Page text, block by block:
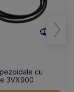
cu
3VX900